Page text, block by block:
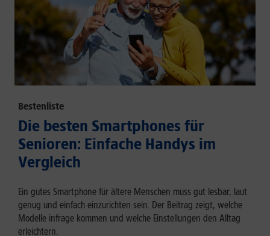
Bestenliste
Die besten Smartphones für
Senioren: Einfache Handys im
Vergleich
Ein gutes Smartphone für ältere Menschen muss gut lesbar, laut
genug und einfach einzurichten sein. Der Beitrag zeigt, welche
Modelle infrage kommen und welche Einstellungen den Alltag
erleichtern.